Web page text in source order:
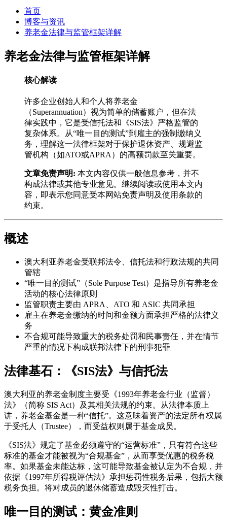
首页
博客与资讯
养老金法律与监管框架详解
养老金法律与监管框架详解
核心解读
许多企业创始人和个人将养老金
（Superannuation）视为简单的储蓄账户，但在法
律实践中，它是受信托法和《SIS法》严格监管的
复杂体系。从“唯一目的测试”到雇主的强制缴纳义
务，理解这一法律框架对于保护退休资产、规避监
管机构（如ATO或APRA）的高额罚款至关重要。
文章免责声明: 本文内容仅供一般信息参考，并不
构成法律或其他专业意见。继续阅读或使用本文内
容，即表示您同意受本网站免责声明及使用条款的
约束。
概述
澳大利亚养老金受联邦法令、信托法和行政法规的共同
管辖
“唯一目的测试”（Sole Purpose Test）是指导所有养老金
活动的核心法律原则
监管职责主要由 APRA、ATO 和 ASIC 共同承担
雇主在养老金缴纳的时间和金额方面承担严格的法律义
务
不合规可能导致重大的税务处罚和民事责任，并在情节
严重的情况下构成联邦法律下的刑事犯罪
法律基石：《SIS法》与信托法
澳大利亚的养老金制度主要受《1993年养老金行业（监督）
法》（简称 SIS Act）及其相关法规的约束。从法律本质上
讲，养老金基金是一种“信托”。这意味着资产的法定所有权属
于受托人（Trustee），而受益权则属于基金成员。
《SIS法》规定了基金必须遵守的“运营标准”，只有符合这些
标准的基金才能被视为“合规基金”，从而享受优惠的税务税
率。如果基金未能达标，这可能导致基金被认定为不合规，并
依据《1997年所得税评估法》承担惩罚性税务后果，包括大额
税务负担。将对成员的退休储蓄造成毁灭性打击。
唯一目的测试：黄金准则